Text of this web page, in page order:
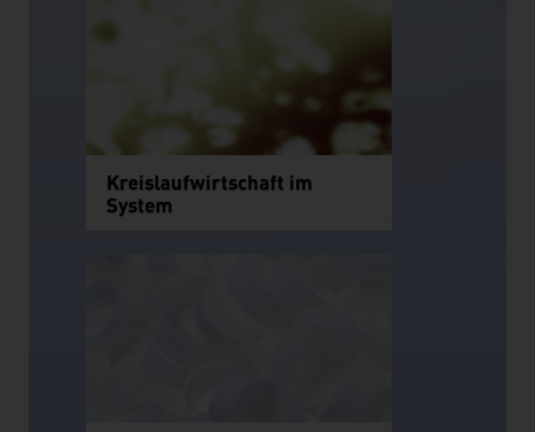
Kreislaufwirtschaft im
System